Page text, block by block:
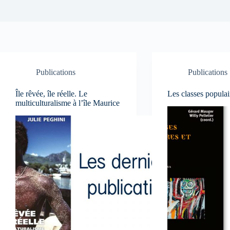
Publications
Île rêvée, île réelle. Le
multiculturalisme à l’île Maurice
Publications
Les classes